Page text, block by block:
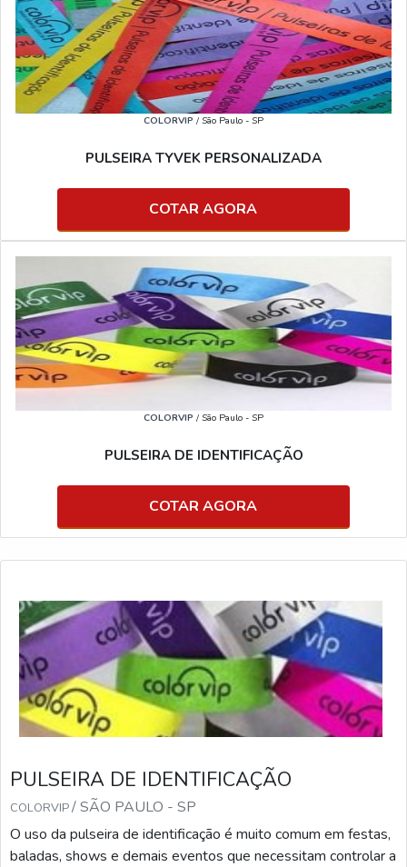
COLORVIP / São Paulo - SP
PULSEIRA TYVEK PERSONALIZADA
COTAR AGORA
COLORVIP / São Paulo - SP
PULSEIRA DE IDENTIFICAÇÃO
COTAR AGORA
PULSEIRA DE IDENTIFICAÇÃO
COLORVIP/ SÃO PAULO - SP
O uso da pulseira de identificação é muito comum em festas,
baladas, shows e demais eventos que necessitam controlar a